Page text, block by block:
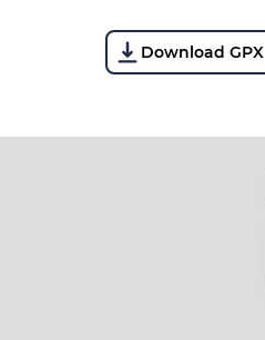
Download GPX